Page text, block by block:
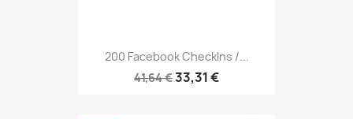
200 Facebook CheckIns /...
41,64 €33,31 €